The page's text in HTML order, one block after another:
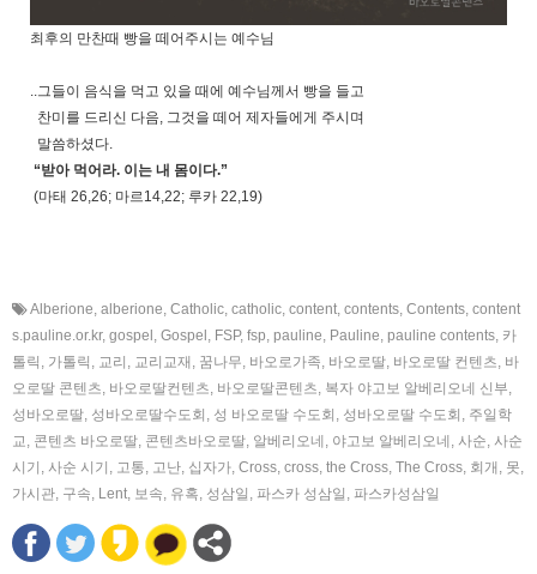
최후의 만찬때 빵을 떼어주시는 예수님
..그들이 음식을 먹고 있을 때에 예수님께서 빵을 들고
찬미를 드리신 다음, 그것을 떼어 제자들에게 주시며
말씀하셨다.
“받아 먹어라. 이는 내 몸이다.”
(마태 26,26; 마르14,22; 루카 22,19)
Alberione, alberione, Catholic, catholic, content, contents, Contents, content
s.pauline.or.kr, gospel , Gospel , FSP, fsp, pauline, Pauline, pauline contents, 카
톨릭 , 가톨릭 , 교리 , 교리교재 , 꿈나무, 바오로가족, 바오로딸, 바오로딸 컨텐츠, 바
오로딸 콘텐츠, 바오로딸컨텐츠, 바오로딸콘텐츠, 복자 야고보 알베리오네 신부,
성바오로딸, 성바오로딸수도회 , 성 바오로딸 수도회 , 성바오로딸 수도회 , 주일학
교, 콘텐츠 바오로딸, 콘텐츠바오로딸, 알베리오네 , 야고보 알베리오네 , 사순, 사순
시기 , 사순 시기 , 고통, 고난, 십자가, Cross, cross, the Cross, The Cross, 회개 , 못,
가시관, 구속, Lent, 보속, 유혹, 성삼일 , 파스카 성삼일 , 파스카성삼일